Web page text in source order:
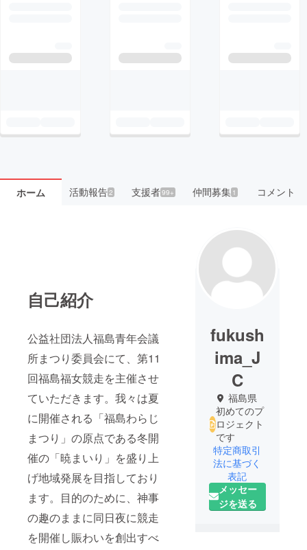
ホーム 活動報告2 支援者99+ 仲間募集 1 コメント
自己紹介
公益社団法人福島青年会議
所まつり委員会にて、第11
回福島福女競走を主催させ
ていただきます。我々は夏
に開催される「福島わらじ
まつり」の原点である冬開
催の「暁まいり」を盛り上
げ地域発展を目指しており
ます。目的のために、神事
の趣のままに同日夜に競走
を開催し賑わいを創出すべ
fukush
ima_J
C
福島県
初めてのプ
ロジェクト
です
特定商取引
法に基づく
表記
メッセー
ジを送る